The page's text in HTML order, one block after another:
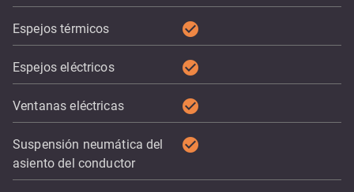
Espejos térmicos check_circle
Espejos eléctricos check_circle
Ventanas eléctricas check_circle
Suspensión neumática del
asiento del conductor
check_circle